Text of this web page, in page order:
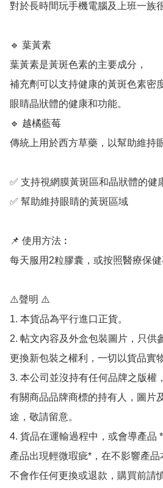
對於長時間玩手機電腦及上班一族很
🔹 葉黃素
葉黃素是黃斑色素的主要成分，
補充劑可以支持健康的黃斑色素密
眼睛晶狀體的健康和功能。
🔹 越橘藍莓
傳統上用於西方草藥，以幫助維持
✅ 支持視網膜黃斑區和晶狀體的健
✅ 幫助維持眼睛的黃斑區域
📌 使用方法︰
每天服用2粒膠囊，或按照醫療保
⚠️聲明 ⚠️
1. 本貨品為平行進口正貨。
2. 帖文內容及外盒包裝圖片，只供
更換新包裝之權利，一切以貨品實
3. 本公司並沒持有任何品牌之版權
有關商品品牌商標的持有人，圖片
途，敬請留意。
4. 貨品在運輸過程中，或會導產品
產品出現輕微瑕疵*，在不影響產
不會作任何更換或退款，購買前請